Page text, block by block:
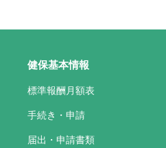
健保基本情報
標準報酬月額表
手続き・申請
届出・申請書類